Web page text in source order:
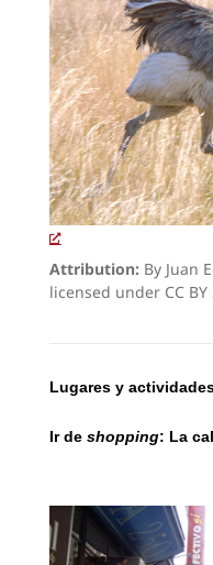
Attribution: By Juan
licensed under CC BY
Lugares y
Ir de shopping: La